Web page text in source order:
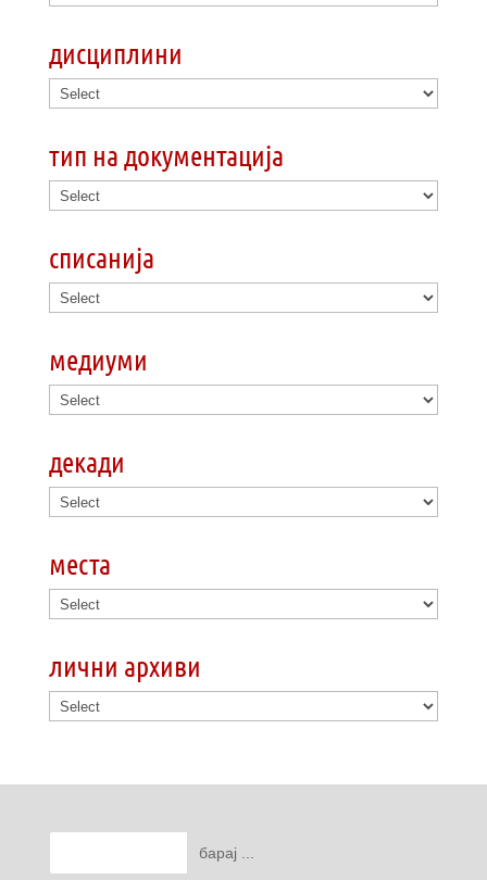
дисциплини
тип на документација
списанија
медиуми
декади
места
лични архиви